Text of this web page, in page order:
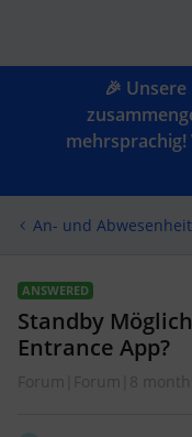
🎉
mehrsprachig!
An- und Abwesenheit
ANSWERED
Standby
Entrance App?
Forum|Forum|8